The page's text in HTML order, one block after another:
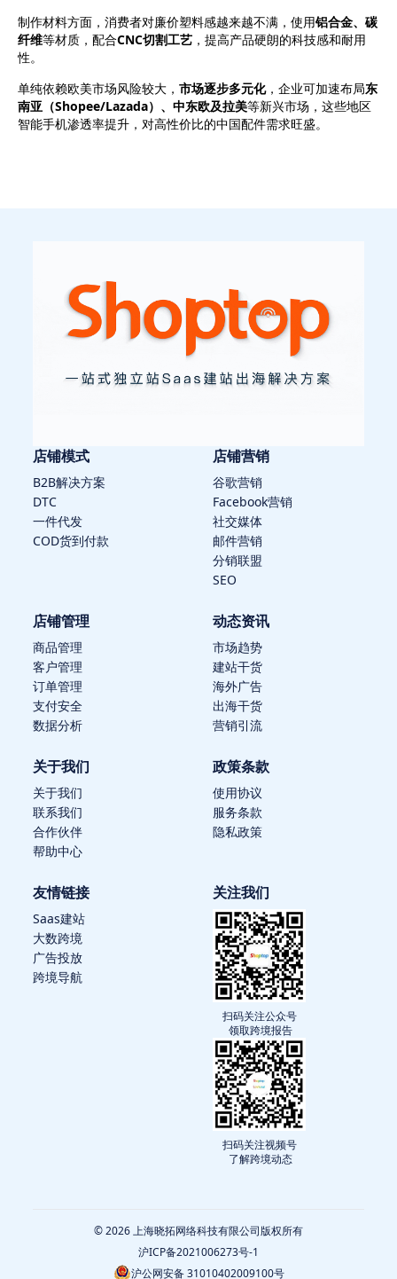
制作材料方面，消费者对廉价塑料感越来越不满，使用铝合金、碳
纤维等材质，配合CNC切割工艺 ，提高产品硬朗的科技感和耐用
性。
单纯依赖欧美市场风险较大， 市场逐步多元化，企业可加速布局东
南亚（Shopee/Lazada）、中东欧及拉美等新兴市场，这些地区
智能手机渗透率提升，对高性价比的中国配件需求旺盛。
店铺模式
B2B解决方案
DTC
一件代发
COD货到付款
店铺营销
谷歌营销
Facebook营销
社交媒体
邮件营销
分销联盟
SEO
店铺管理
商品管理
客户管理
订单管理
支付安全
数据分析
动态资讯
市场趋势
建站干货
海外广告
出海干货
营销引流
关于我们
关于我们
联系我们
合作伙伴
帮助中心
政策条款
使用协议
服务条款
隐私政策
友情链接
Saas建站
大数跨境
广告投放
跨境导航
关注我们
扫码关注公众号
领取跨境报告
扫码关注视频号
了解跨境动态
© 2026 上海晓拓网络科技有限公司版权所有
沪ICP备2021006273号-1
沪公网安备 31010402009100号